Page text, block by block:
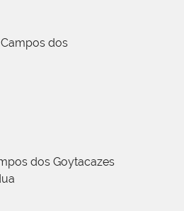
dos
dos Goytacazes